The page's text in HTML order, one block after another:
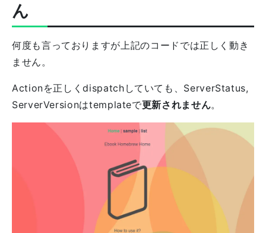
ん
何度も言っておりますが上記のコードでは正しく動き
ません。
Actionを正しくdispatchしていても、ServerStatus,
ServerVersionはtemplateで更新されません。